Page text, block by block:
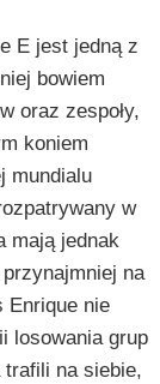
E jest jedną z
bowiem
oraz zespoły,
koniem
mundialu
w
mają jednak
na
Enrique nie
losowania grup
na siebie,